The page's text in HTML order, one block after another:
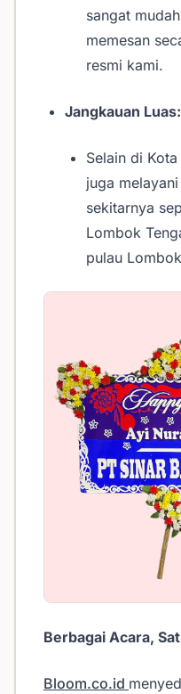
sangat
memesan
resmi kami.
Jangkauan Luas:
Selain di
juga
sekitarnya
Lombok
pulau
Berbagai Acara,
Bloom.co.id